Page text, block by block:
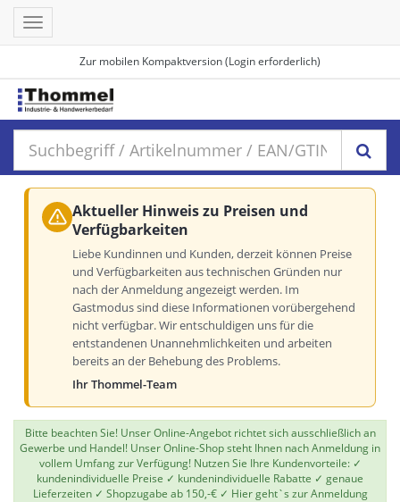
Zur mobilen Kompaktversion (Login erforderlich)
Toggle
navigation
Aktueller Hinweis zu Preisen und
Verfügbarkeiten
Liebe Kundinnen und Kunden, derzeit können Preise
und Verfügbarkeiten aus technischen Gründen nur
nach der Anmeldung angezeigt werden. Im
Gastmodus sind diese Informationen vorübergehend
nicht verfügbar. Wir entschuldigen uns für die
entstandenen Unannehmlichkeiten und arbeiten
bereits an der Behebung des Problems.
Ihr Thommel-Team
Bitte beachten Sie! Unser Online-Angebot richtet sich ausschließlich an
Gewerbe und Handel! Unser Online-Shop steht Ihnen nach Anmeldung in
vollem Umfang zur Verfügung! Nutzen Sie Ihre Kundenvorteile: ✓
kundenindividuelle Preise ✓ kundenindividuelle Rabatte ✓ genaue
Lieferzeiten ✓ Shopzugabe ab 150,-€ ✓ Hier geht`s zur Anmeldung